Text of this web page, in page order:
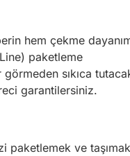
hem çekme
paketleme
sıkıca
garantilersiniz.
paketlemek ve